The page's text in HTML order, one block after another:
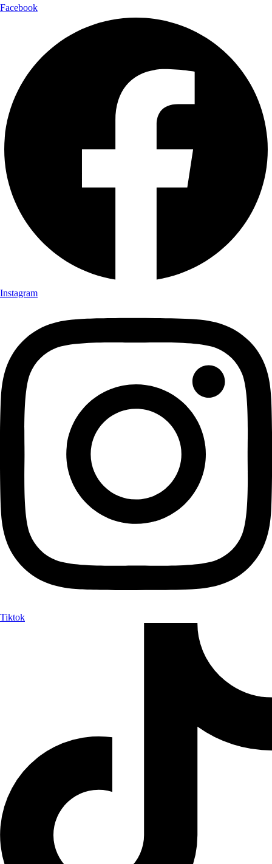
Facebook
Instagram
Tiktok